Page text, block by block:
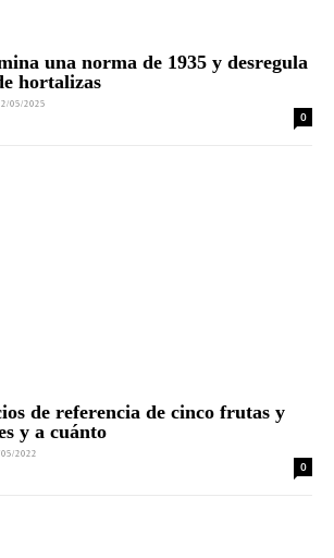
una norma de 1935 y desregula
hortalizas
05/2025
0
de referencia de cinco frutas y
y a cuánto
05/2022
0